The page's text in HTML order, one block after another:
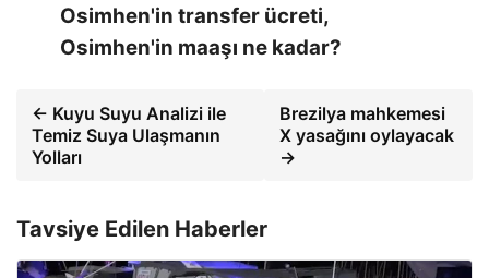
Osimhen'in transfer ücreti,
Osimhen'in maaşı ne kadar?
← Kuyu Suyu Analizi ile
Temiz Suya Ulaşmanın
Yolları
Brezilya mahkemesi
X yasağını oylayacak
→
Tavsiye Edilen Haberler